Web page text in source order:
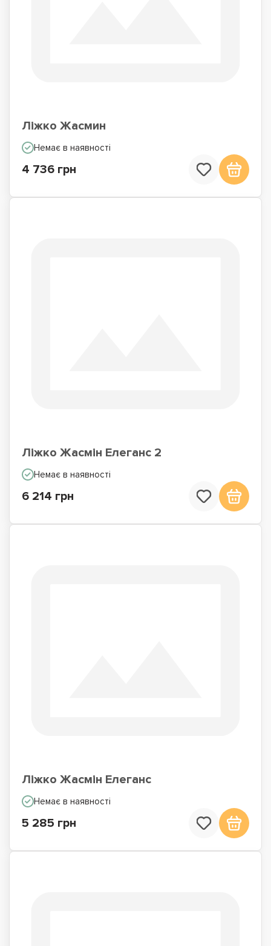
Ліжко Жасмин
Немає в наявності
4 736 грн
Ліжко Жасмін Елеганс 2
Немає в наявності
6 214 грн
Ліжко Жасмін Елеганс
Немає в наявності
5 285 грн